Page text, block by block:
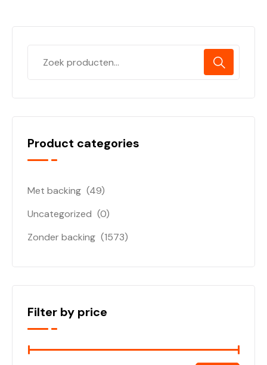
Product categories
Met backing (49)
Uncategorized (0)
Zonder backing (1573)
Filter by price